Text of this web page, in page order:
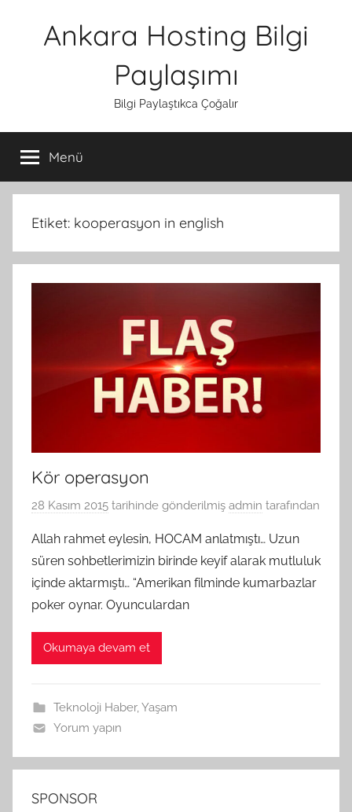
Ankara Hosting Bilgi
Paylaşımı
Bilgi Paylaştıkca Çoğalır
Menü
Etiket: kooperasyon in english
Kör operasyon
28 Kasım 2015 tarihinde gönderilmiş admin tarafından
Allah rahmet eylesin, HOCAM anlatmıştı… Uzun
süren sohbetlerimizin birinde keyif alarak mutluluk
içinde aktarmıştı… “Amerikan filminde kumarbazlar
poker oynar. Oyunculardan
Okumaya devam et
Teknoloji Haber,Yaşam
Yorum yapın
SPONSOR